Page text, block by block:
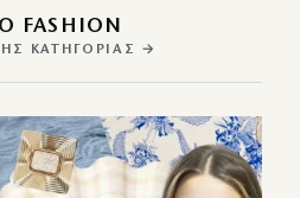
FASHION
ΚΑΤΗΓΟΡΊΑΣ →